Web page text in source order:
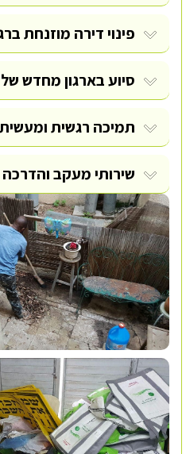
פינוי דירה מוזנחת
סיוע בארגון מחדש
תמיכה רגשית
שירותי מעקב והדרכה